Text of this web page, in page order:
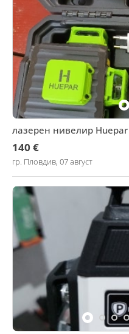
лазерен нивелир Huepar
140 €
гр. Пловдив, 07 август